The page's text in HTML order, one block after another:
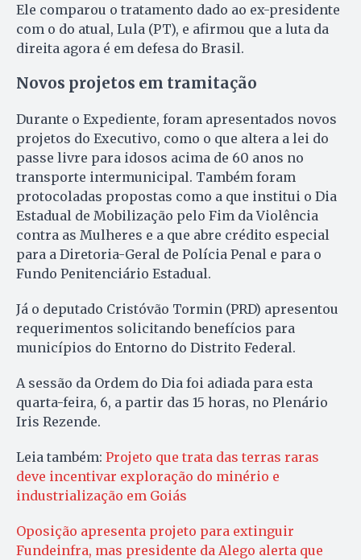
Ele comparou o tratamento dado ao ex-presidente
com o do atual, Lula (PT), e afirmou que a luta da
direita agora é em defesa do Brasil.
Novos projetos em tramitação
Durante o Expediente, foram apresentados novos
projetos do Executivo, como o que altera a lei do
passe livre para idosos acima de 60 anos no
transporte intermunicipal. Também foram
protocoladas propostas como a que institui o Dia
Estadual de Mobilização pelo Fim da Violência
contra as Mulheres e a que abre crédito especial
para a Diretoria-Geral de Polícia Penal e para o
Fundo Penitenciário Estadual.
Já o deputado Cristóvão Tormin (PRD) apresentou
requerimentos solicitando benefícios para
municípios do Entorno do Distrito Federal.
A sessão da Ordem do Dia foi adiada para esta
quarta-feira, 6, a partir das 15 horas, no Plenário
Iris Rezende.
Leia também: Projeto que trata das terras raras
deve incentivar exploração do minério e
industrialização em Goiás
Oposição apresenta projeto para extinguir
Fundeinfra, mas presidente da Alego alerta que